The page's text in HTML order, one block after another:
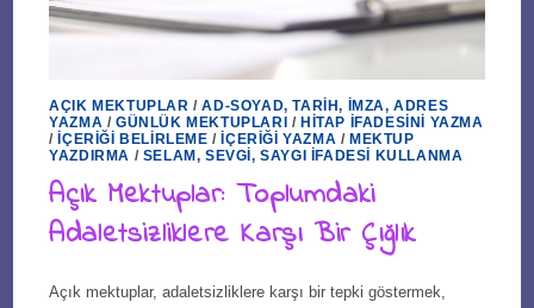
AÇIK MEKTUPLAR /AD-SOYAD, TARIH, İMZA, ADRES
YAZMA /GÜNLÜK MEKTUPLARI /HITAP İFADESINI YAZMA
/İÇERIĞI BELIRLEME /İÇERIĞI YAZMA /MEKTUP
YAZDIRMA / SELAM, SEVGI, SAYGI İFADESI KULLANMA
Açık Mektuplar: Toplumdaki
Adaletsizliklere Karşı Bir Çığlık
Açık mektuplar, adaletsizliklere karşı bir tepki göstermek,